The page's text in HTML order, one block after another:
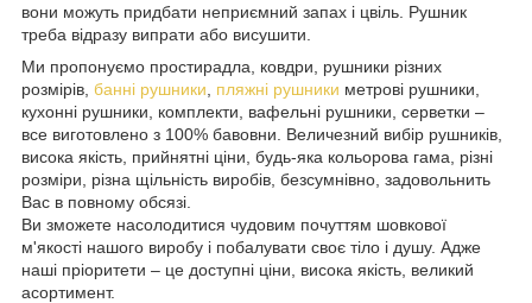
вони можуть придбати неприємний запах і цвіль. Рушник
треба відразу випрати або висушити.
Ми пропонуємо простирадла, ковдри, рушники різних
розмірів, банні рушники пляжні рушники метрові рушники,
кухонні рушники, комплекти, вафельні рушники, серветки –
все виготовлено з 100% бавовни. Величезний вибір рушників,
висока якість, прийнятні ціни, будь-яка кольорова гама, різні
розміри, різна щільність виробів, безсумнівно, задовольнить
Вас в повному обсязі.
Ви зможете насолодитися чудовим почуттям шовкової
м'якості нашого виробу і побалувати своє тіло і душу. Адже
наші пріоритети – це доступні ціни, висока якість, великий
асортимент.